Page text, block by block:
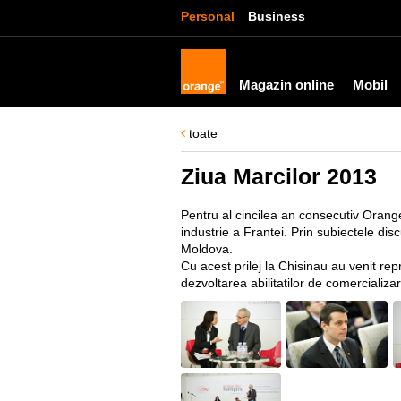
Personal Business
Magazin online Mobil
toate
Ziua Marcilor 2013
Pentru al cincilea an consecutiv
industrie a Frantei. Prin subiectele
Moldova.
Cu acest prilej la Chisinau au venit
dezvoltarea abilitatilor de